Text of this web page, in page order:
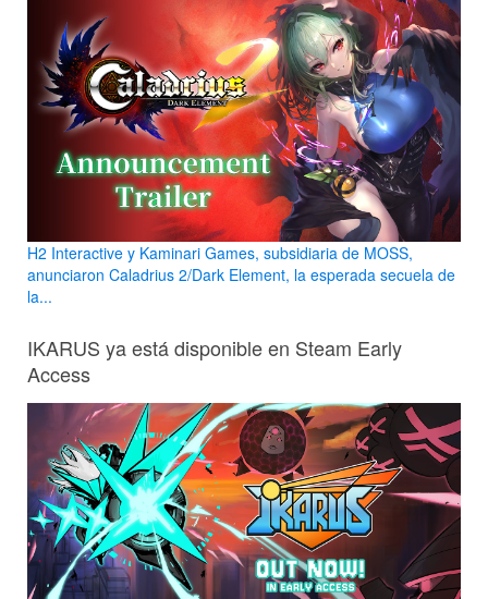
H2 Interactive y Kaminari Games, subsidiaria de MOSS,
anunciaron Caladrius 2/Dark Element, la esperada secuela de
la...
IKARUS ya está disponible en Steam Early
Access